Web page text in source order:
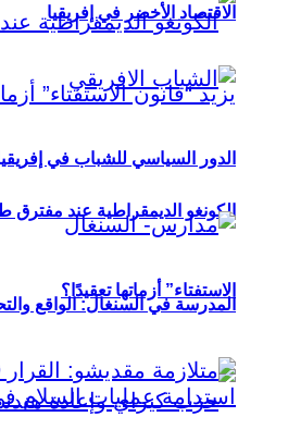
الكونغو الديمقراطية عند
الاستفتاء” أزماتها تعقيدًا؟
الاقتصاد الأخضر في إفريقيا
الدور السياسي للشباب في
المدرسة في السنغال: الواقع